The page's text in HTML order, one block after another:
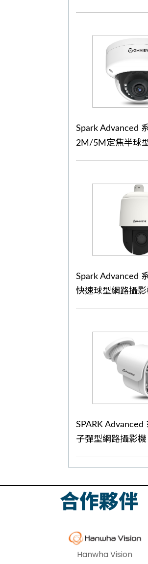
Spark Advanced
2M/5M定焦半球
Spark Advanced
快速球型網路攝影
SPARK Advanced
子彈型網路攝影機
合作夥伴
Hanwha Vision